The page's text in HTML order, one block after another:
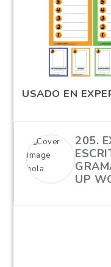
USADO EN
hola
205.
UP